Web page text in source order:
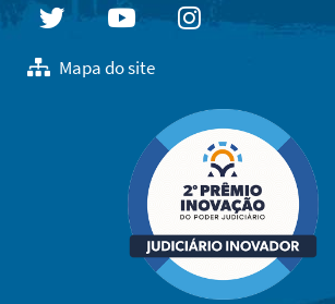
TwitterYoutubeInstagram
Mapa do site